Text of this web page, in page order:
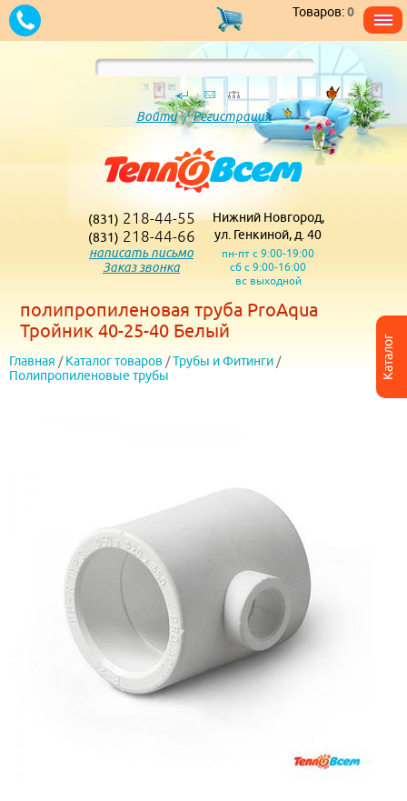
Каталог
Товаров:0
Войти/Регистрация
(831) 218-44-55
(831) 218-44-66
написать письмо
Заказ звонка
Нижний Новгород,
ул. Генкиной, д. 40
пн-пт с 9:00-19:00
сб с 9:00-16:00
вс выходной
полипропиленовая труба ProAqua
Тройник 40-25-40 Белый
Главная / Каталог товаров /Трубы и Фитинги /
Полипропиленовые трубы